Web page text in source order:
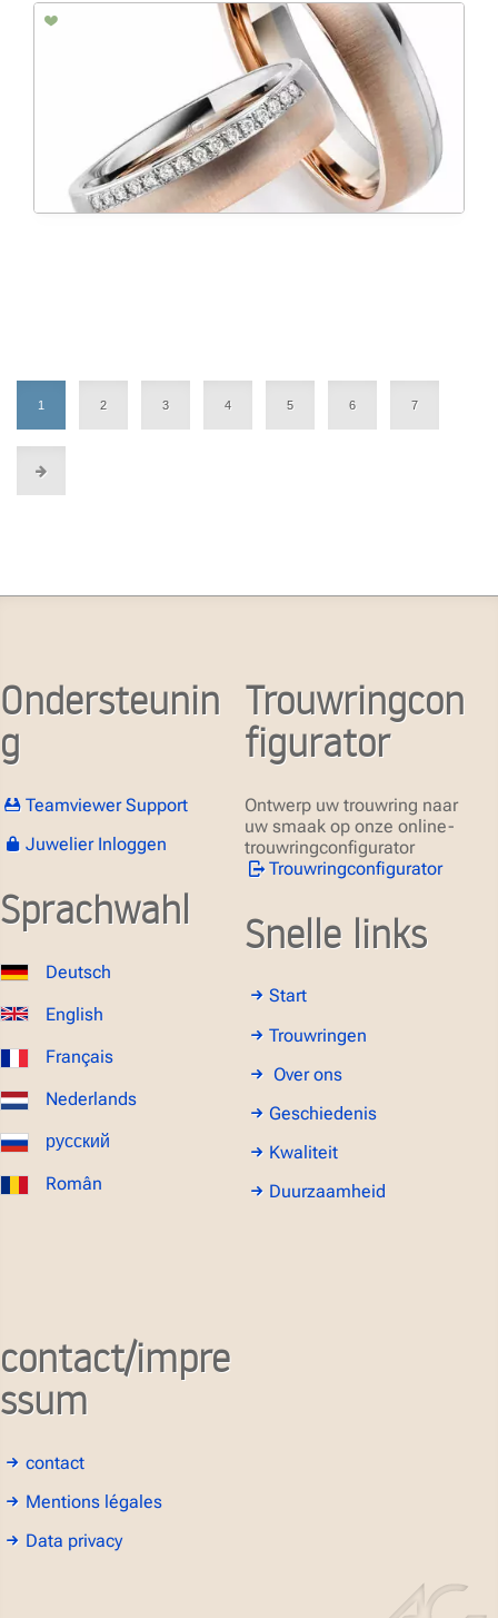
1 2 3 4 5 6 7
Ondersteunin
g
Teamviewer Support
Juwelier Inloggen
Sprachwahl
Deutsch
English
Français
Nederlands
русский
Român
Trouwringcon
figurator
Ontwerp uw trouwring naar
uw smaak op onze online-
trouwringconfigurator
Trouwringconfigurator
Snelle links
Start
Trouwringen
Over ons
Geschiedenis
Kwaliteit
Duurzaamheid
contact/impre
ssum
contact
Mentions légales
Data privacy